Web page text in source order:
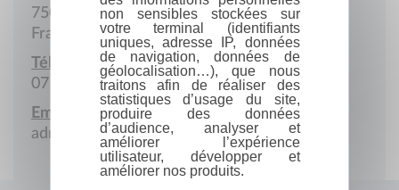
75010 Paris
France
Téléphone portable :
07 77 07 18 48
Email :
admin@unlivreunetassedethe.fr
non sensibles stockées sur
votre terminal (identifiants
uniques, adresse IP, données
de navigation, données de
géolocalisation…), que nous
traitons afin de réaliser des
statistiques d’usage du site,
produire des données
d’audience, analyser et
améliorer l’expérience
utilisateur, développer et
améliorer nos produits.